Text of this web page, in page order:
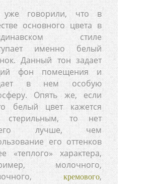
говорили, что в
основного цвета в
стиле
именно белый
Данный тон задает
фон помещения и
в нем особую
Опять же, если
белый цвет кажется
стерильным, то нет
лучше, чем
его оттенков
«теплого» характера,
молочного,
кремового,